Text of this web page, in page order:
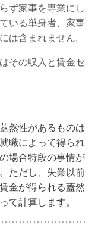
ず家事を専業にし
いる単身者、家事
は含まれません。
その収入と賃金セ
然性があるものは
職によって得られ
場合特段の事情が
ただし、失業以前
金が得られる蓋然
て計算します。